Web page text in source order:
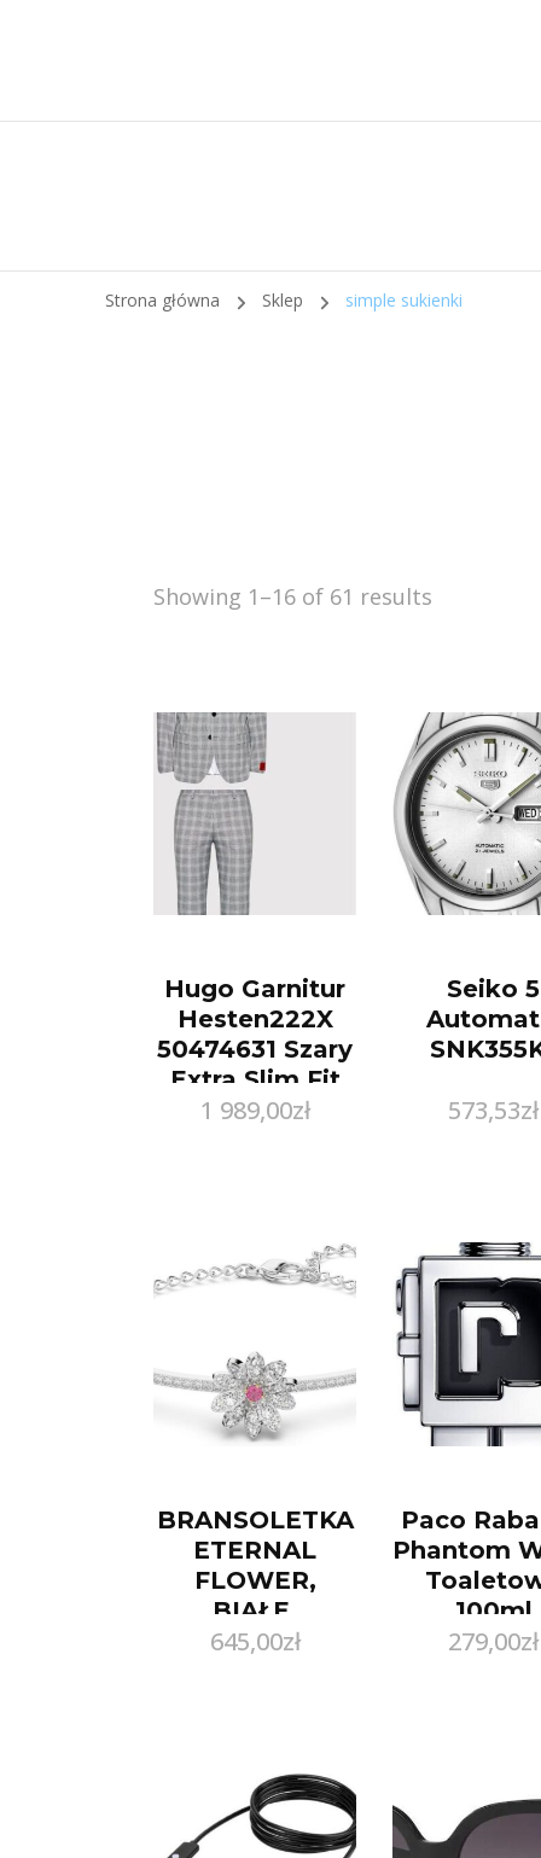
Strona główna Sklep simple sukienki
Showing 1–16 of 61 results
Hugo Garnitur
Hesten222X
50474631 Szary
Extra Slim Fit
1 989,00zł
Seiko 5
573,53zł
BRANSOLETKA
ETERNAL
FLOWER,
BIAŁE,
POWŁOKA Z
645,00zł
Paco
Phantom
100ml
279,00zł